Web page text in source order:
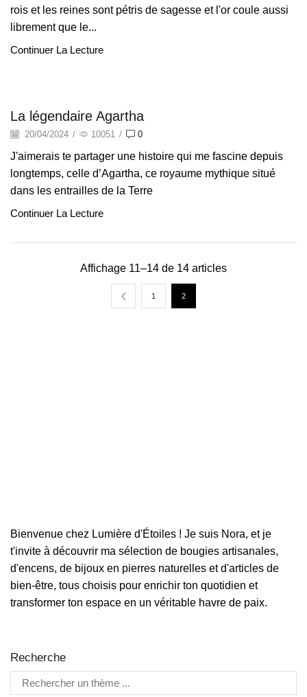
rois et les reines sont pétris de sagesse et l'or coule aussi
librement que le...
Continuer La Lecture
Légendes
La légendaire Agartha
20/04/2024 / 10051 / 0
J'aimerais te partager une histoire qui me fascine depuis
longtemps, celle d’Agartha, ce royaume mythique situé
dans les entrailles de la Terre
Continuer La Lecture
Affichage 11–14 de 14 articles
1 2
Bienvenue chez Lumière d'Étoiles ! Je suis Nora, et je
t'invite à découvrir ma sélection de bougies artisanales,
d'encens, de bijoux en pierres naturelles et d'articles de
bien-être, tous choisis pour enrichir ton quotidien et
transformer ton espace en un véritable havre de paix.
Recherche